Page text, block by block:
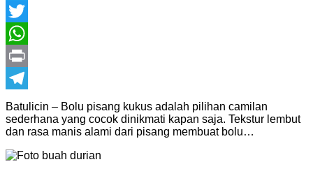
Facebook
Twitter
WhatsApp
Print
Telegram
Batulicin – Bolu pisang kukus adalah pilihan camilan
sederhana yang cocok dinikmati kapan saja. Tekstur lembut
dan rasa manis alami dari pisang membuat bolu…